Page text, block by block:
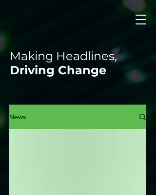
Making Headlines,
Driving Change
News